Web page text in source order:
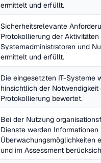
ermittelt und erfüllt.
Sicherheitsrelevante
Protokollierung der Aktivitäten
Systemadministratoren und
ermittelt und erfüllt.
Die eingesetzten IT-Systeme
hinsichtlich der Notwendigkeit
Protokollierung bewertet.
Bei der Nutzung
Dienste werden Informationen
Überwachungsmöglichkeiten
und im Assessment